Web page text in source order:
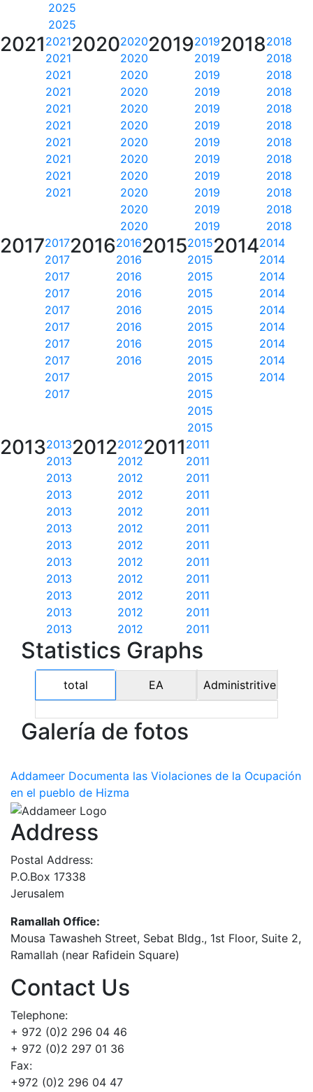
2025
2025
2021 2021
2021
2021
2021
2021
2021
2021
2021
2021
2021
20202020
2020
2020
2020
2020
2020
2020
2020
2020
2020
2020
2020
20192019
2019
2019
2019
2019
2019
2019
2019
2019
2019
2019
2019
20182018
2018
2018
2018
2018
2018
2018
2018
2018
2018
2018
2018
20172017
2017
2017
2017
2017
2017
2017
2017
2017
2017
20162016
2016
2016
2016
2016
2016
2016
2016
20152015
2015
2015
2015
2015
2015
2015
2015
2015
2015
2015
2015
20142014
2014
2014
2014
2014
2014
2014
2014
2014
20132013
2013
2013
2013
2013
2013
2013
2013
2013
2013
2013
2013
20122012
2012
2012
2012
2012
2012
2012
2012
2012
2012
2012
2012
2011 2011
2011
2011
2011
2011
2011
2011
2011
2011
2011
2011
2011
Statistics Graphs
total EA Administritive
Galería de fotos
Addameer Documenta las Violaciones de la Ocupación
en el pueblo de Hizma
Address
Postal Address:
P.O.Box 17338
Jerusalem
Ramallah Office:
Mousa Tawasheh Street, Sebat Bldg., 1st Floor, Suite 2,
Ramallah (near Rafidein Square)
Contact Us
Telephone:
+ 972 (0)2 296 04 46
+ 972 (0)2 297 01 36
Fax:
+972 (0)2 296 04 47